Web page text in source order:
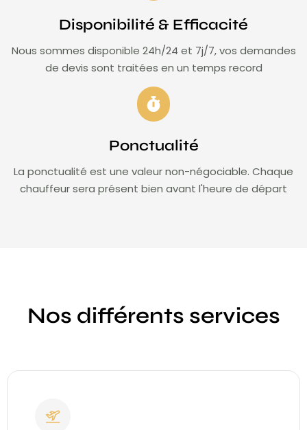
Disponibilité & Efficacité
Nous sommes disponible 24h/24 et 7j/7, vos demandes
de devis sont traitées en un temps record
Ponctualité
La ponctualité est une valeur non-négociable. Chaque
chauffeur sera présent bien avant l'heure de départ
Nos différents services